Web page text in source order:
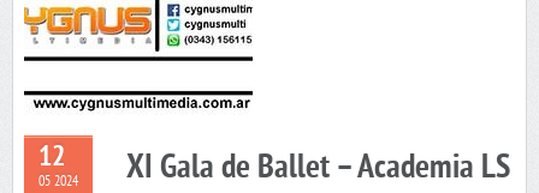
12
05 2024 XI Gala de Ballet – Academia LS